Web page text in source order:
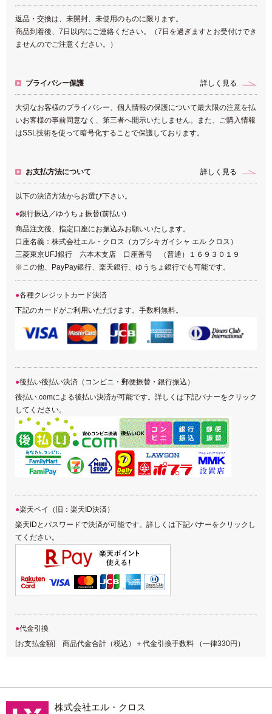
返品・交換は、未開封、未使用のものに限ります。
商品到着後、7日以内にご連絡ください。（7日を過ぎますとお受付けでき
ませんのでご注意ください。）
プライバシー保護 詳しく見る
大切なお客様のプライバシー、個人情報の保護について最大限の注意を払
いお客様の事前同意なく、第三者へ開示いたしません。また、ご購入情報
はSSL技術を使って暗号化することで保護しております。
お支払方法について 詳しく見る
以下の決済方法からお選び下さい。
銀行振込／ゆうちょ振替(前払い)
商品注文後、指定口座にお振込みお願いいたします。
口座名義：株式会社エル・クロス（カブシキガイシャ エル クロス）
三菱東京UFJ銀行 六本木支店 口座番号 （普通）１６９３０１９
※この他、PayPay銀行、楽天銀行、ゆうちょ銀行でも可能です。
各種クレジットカード決済
下記のカードがご利用いただけます。手数料無料。
後払い後払い決済（コンビニ・郵便振替・銀行振込）
後払い.comによる後払い決済が可能です。詳しくは下記バナーをクリック
してください。
楽天ペイ（旧：楽天ID決済）
楽天IDとパスワードで決済が可能です。詳しくは下記バナーをクリックし
てください。
代金引換
[お支払金額] 商品代金合計（税込）＋代金引換手数料 （一律330円）
株式会社エル・クロス